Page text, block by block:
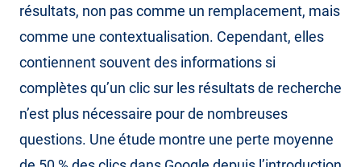
résultats, non pas comme un remplacement, mais
comme une contextualisation. Cependant, elles
contiennent souvent des informations si
complètes qu’un clic sur les résultats de recherche
n’est plus nécessaire pour de nombreuses
questions. Une étude montre une perte moyenne